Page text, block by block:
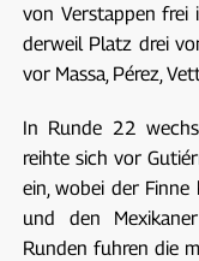
von Verstappen frei
derweil Platz drei
vor Massa, Pérez,
In Runde 22
reihte sich vor
ein, wobei der
und den
Runden fuhren die